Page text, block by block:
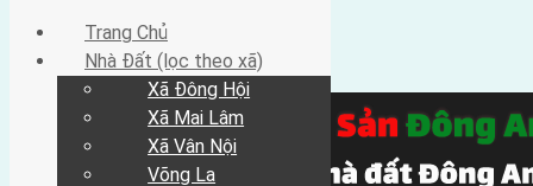
Trang Chủ
Nhà Đất (lọc theo xã)
Xã Đông Hội
Xã Mai Lâm
Xã Vân Nội
Võng La